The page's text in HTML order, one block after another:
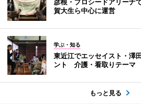
彦根・プロシードアリー
賀大生ら中心に運営
学ぶ・知る
東近江でエッセイスト・澤
ント 介護・看取りテーマ
もっと見る